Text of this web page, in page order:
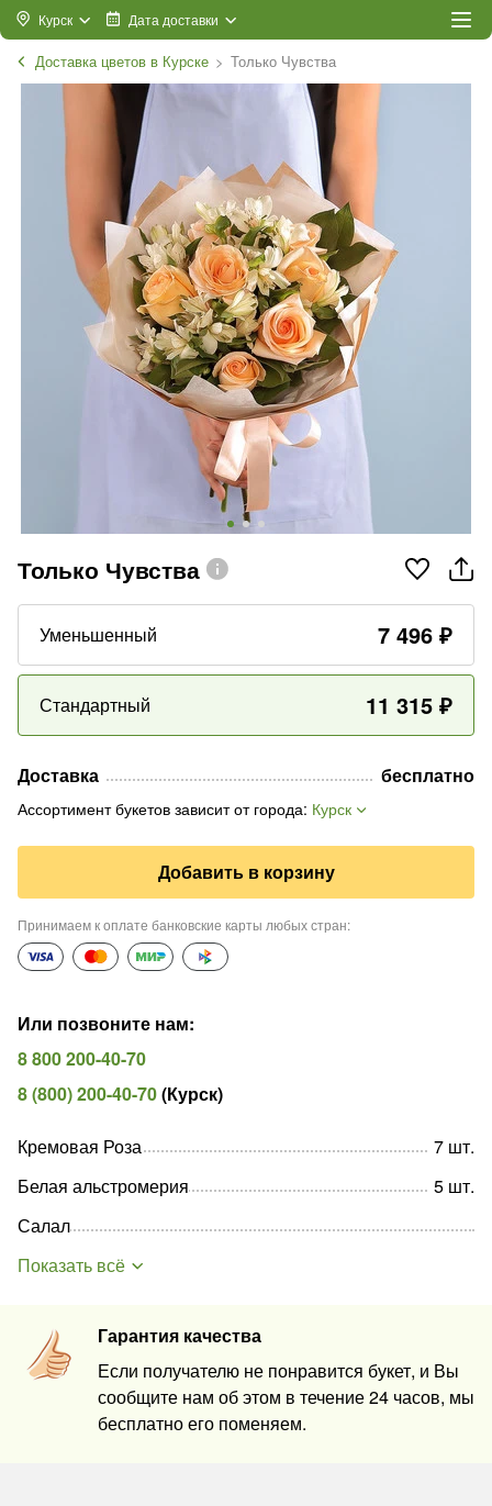
Курск Дата доставки
Доставка цветов в Курске Только Чувства
Только Чувства
Уменьшенный 7 496 ₽
Стандартный 11 315 ₽
Доставка бесплатно
Ассортимент букетов зависит от города: Курск
Добавить в корзину
Принимаем к оплате банковские карты любых стран:
Или позвоните нам:
8 800 200-40-70
8 (800) 200-40-70(Курск)
Гарантия качества
Если получателю не понравится букет, и Вы
сообщите нам об этом в течение 24 часов, мы
бесплатно его поменяем.
Кремовая Роза 7 шт.
Белая альстромерия
5 шт.
Салал
Показать всё